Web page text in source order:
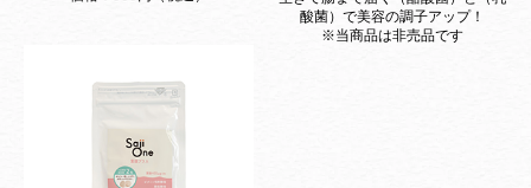
酸菌）で美容の調子アップ！
※当商品は非売品です